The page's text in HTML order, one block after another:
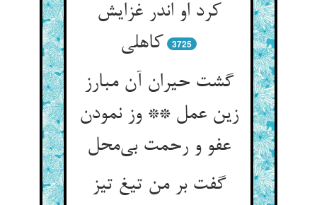
کرد او اندر غزایش
3725
گشت حیران آن مبارز
زین عمل ** وز نمودن
عفو و رحمت بی‌‌محل‌‌
گفت بر من تیغ تیز